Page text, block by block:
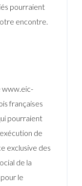
pourraient
encontre.
www.eic-
françaises
pourraient
de
exclusive des
de la
le